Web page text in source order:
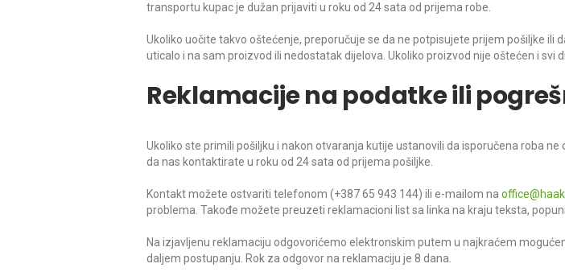
transportu kupac je dužan prijaviti u roku od 24 sata od prijema robe.
Ukoliko uočite takvo oštećenje, preporučuje se da ne potpisujete prijem pošiljke
uticalo i na sam proizvod ili nedostatak dijelova. Ukoliko proizvod nije oštećen i svi
Reklamacije na podatke ili
Ukoliko ste primili pošiljku i nakon otvaranja kutije ustanovili da isporučena roba
da nas kontaktirate u roku od 24 sata od prijema pošiljke.
Kontakt možete ostvariti telefonom (+387 65 943 144) ili e-mailom na
problema. Takođe možete preuzeti reklamacioni list sa linka na kraju teksta,
Na izjavljenu reklamaciju odgovorićemo elektronskim putem u najkraćem
daljem postupanju. Rok za odgovor na reklamaciju je 8 dana.